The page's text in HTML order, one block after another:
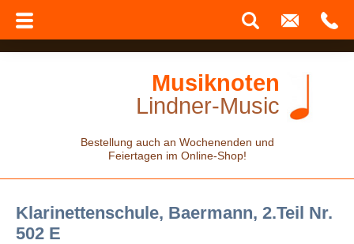
Musiknoten
Lindner-Music
Bestellung auch an Wochenenden und
Feiertagen im Online-Shop!
Klarinettenschule, Baermann, 2.Teil Nr.
502 E